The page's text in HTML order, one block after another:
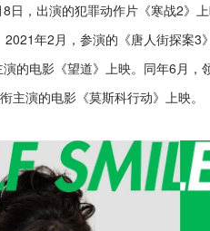
日，出演的犯罪动作片《寒战2》
年2月，参演的《唐人街探案3
的电影《望道》上映。同年6月，
主演的电影《莫斯科行动》上映。